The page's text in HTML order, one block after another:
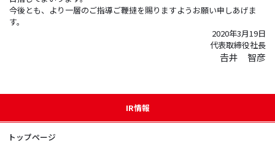
IR情報
トップページ
今後とも、より一層のご指導ご鞭撻を賜りますようお願い申しあげま
す。
2020年3月19日
代表取締役社長
𠮷井 智彦